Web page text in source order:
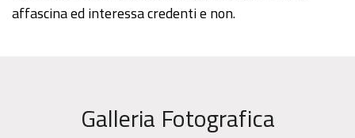
affascina ed interessa credenti e non.
Galleria Fotografica